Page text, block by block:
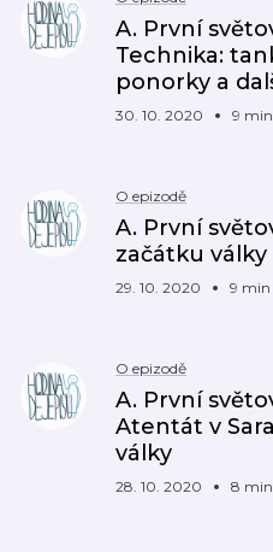
A. První
Technika:
ponorky a
30. 10. 2020 9 min
O epizodě
A. První
začátku
29. 10. 2020 9 min
O epizodě
A. První
Atentát v
války
28. 10. 2020 8 min